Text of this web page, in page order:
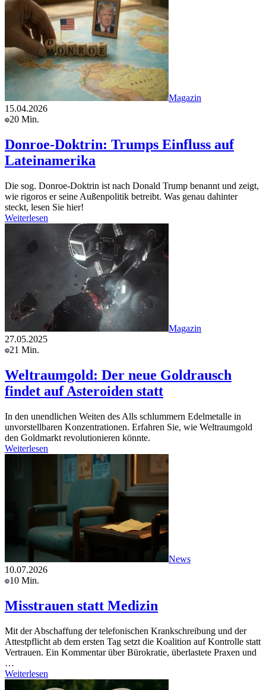
Magazin
15.04.2026
20 Min.
Donroe-Doktrin: Trumps Einfluss auf
Lateinamerika
Die sog. Donroe-Doktrin ist nach Donald Trump benannt und zeigt,
wie rigoros er seine Außenpolitik betreibt. Was genau dahinter
steckt, lesen Sie hier!
Weiterlesen
Magazin
27.05.2025
21 Min.
Weltraumgold: Der neue Goldrausch
findet auf Asteroiden statt
In den unendlichen Weiten des Alls schlummern Edelmetalle in
unvorstellbaren Konzentrationen. Erfahren Sie, wie Weltraumgold
den Goldmarkt revolutionieren könnte.
Weiterlesen
News
10.07.2026
10 Min.
Misstrauen statt Medizin
Mit der Abschaffung der telefonischen Krankschreibung und der
Attestpflicht ab dem ersten Tag setzt die Koalition auf Kontrolle statt
Vertrauen. Ein Kommentar über Bürokratie, überlastete Praxen und
…
Weiterlesen